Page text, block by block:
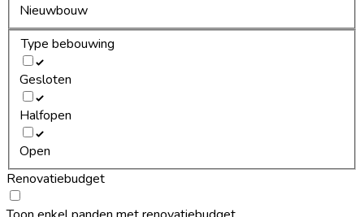
Nieuwbouw
Type bebouwing
Gesloten
Halfopen
Open
Renovatiebudget